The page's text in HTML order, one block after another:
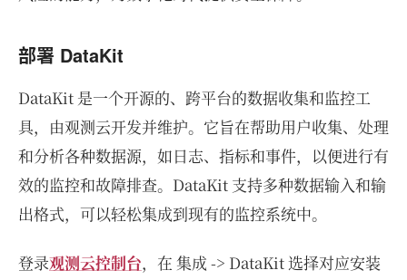
部署 DataKit
DataKit 是一个开源的、跨平台的数据收集和监控工
具，由观测云开发并维护。它旨在帮助用户收集、处理
和分析各种数据源，如日志、指标和事件，以便进行有
效的监控和故障排查。DataKit 支持多种数据输入和输
出格式，可以轻松集成到现有的监控系统中。
登录观测云控制台，在 集成 -> DataKit 选择对应安装